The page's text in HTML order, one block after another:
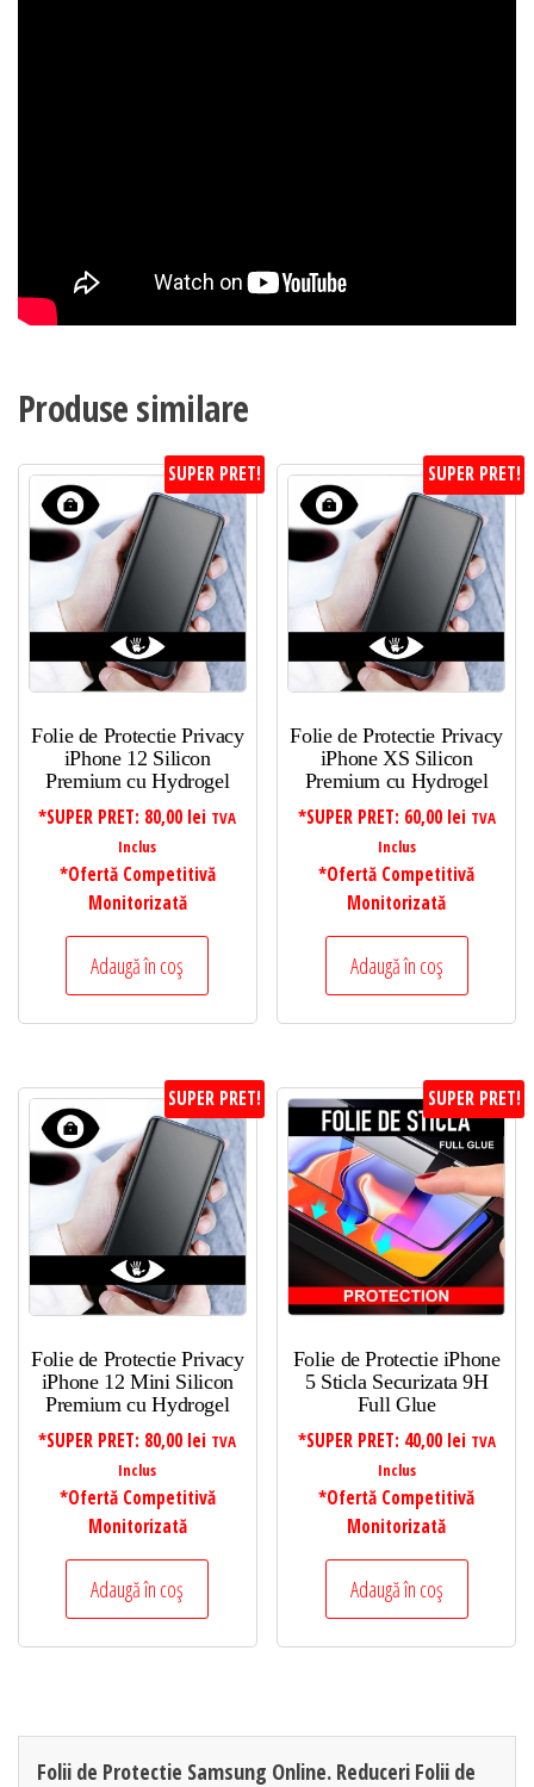
Produse similare
SUPER PRET!
Folie de Protectie Privacy
iPhone 12 Silicon
Premium cu Hydrogel
*SUPER PRET: 80,00 lei TVA
Inclus
*Ofertă Competitivă
Monitorizată
Adaugă în coș
SUPER PRET!
Folie de Protectie Privacy
iPhone XS Silicon
Premium cu Hydrogel
*SUPER PRET: 60,00 lei TVA
Inclus
*Ofertă Competitivă
Monitorizată
Adaugă în coș
SUPER PRET!
Folie de Protectie Privacy
iPhone 12 Mini Silicon
Premium cu Hydrogel
*SUPER PRET: 80,00 lei TVA
Inclus
*Ofertă Competitivă
Monitorizată
Adaugă în coș
SUPER PRET!
Folie de Protectie iPhone
5 Sticla Securizata 9H
Full Glue
*SUPER PRET: 40,00 lei TVA
Inclus
*Ofertă Competitivă
Monitorizată
Adaugă în coș
Folii de Protectie Samsung Online. Reduceri Folii de